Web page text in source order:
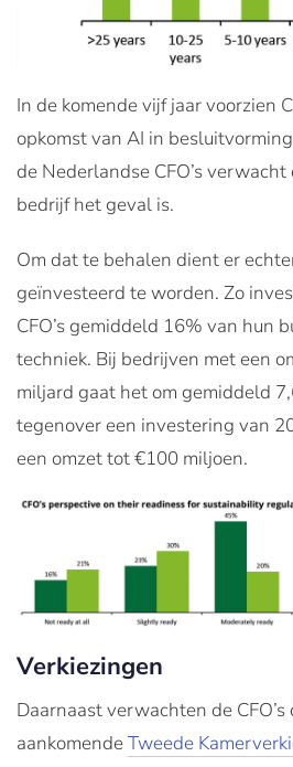
In de komende vijf jaar voorzien
opkomst van AI in
de Nederlandse CFO’s
bedrijf het geval is.
Om dat te behalen dient er
geïnvesteerd te worden. Zo
CFO’s gemiddeld 16% van hun
techniek. Bij bedrijven met een
miljard gaat het om gemiddeld
tegenover een investering van
een omzet tot €100 miljoen.
Verkiezingen
Daarnaast verwachten de CFO’s
aankomendeTweede